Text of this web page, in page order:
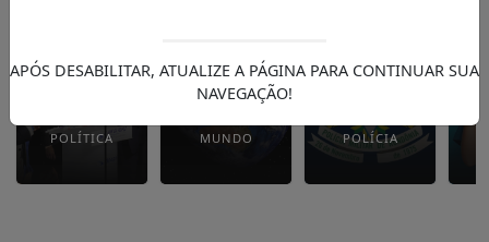
POLÍTICA MUNDO POLÍCIA
APÓS DESABILITAR, ATUALIZE A PÁGINA PARA CONTINUAR SUA
NAVEGAÇÃO!